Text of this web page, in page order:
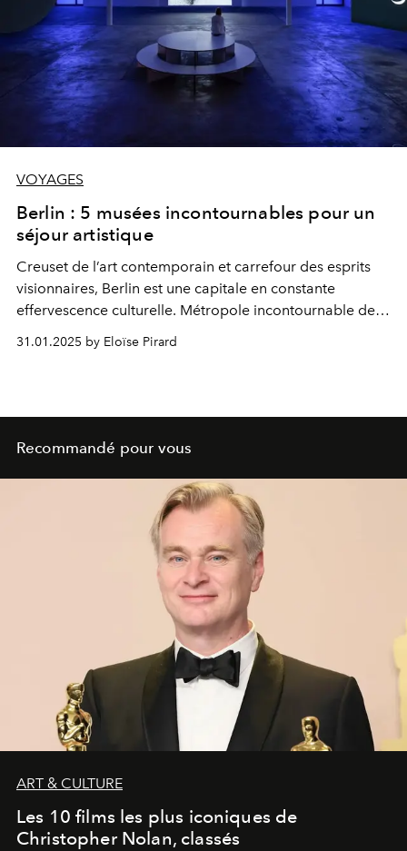
VOYAGES
Berlin : 5 musées incontournables pour un
séjour artistique
Creuset de l’art contemporain et carrefour des esprits
visionnaires, Berlin est une capitale en constante
effervescence culturelle. Métropole incontournable des
amateurices d’art, c’est la destination de city-trip idéale
pour plonger tête la première dans des œuvres
31.01.2025 by Eloïse Pirard
Recommandé pour vous
ART & CULTURE
Les 10 films les plus iconiques de
Christopher Nolan, classés